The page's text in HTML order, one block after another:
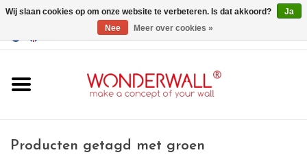
GBP/USD
magneetborden
Producten getagd met groen
Wij slaan cookies op om onze website te verbeteren. Is dat akkoord?
Ja
Nee
Meer over cookies »